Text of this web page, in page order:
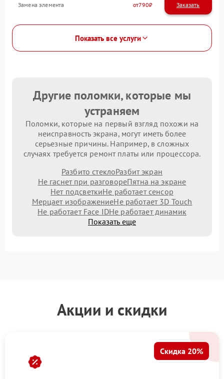
Замена элемента 790
Показать все услуги
Другие поломки, которые мы
устраняем
Поломки, которые на первый взгляд похожи на
неисправность экрана, могут иметь более
серьезные причины. Например, в сложных
случаях требуется ремонт платы или процессора.
Разбито стеклоРазбит экран
Не гаснет при разговореПятна на экране
Нет подсветкиНе работает сенсор
Мерцает изображениеНе работает 3D Touch
Не работает Face IDНе работает динамик
Показать еще
Акции и скидки
Скидка 20%